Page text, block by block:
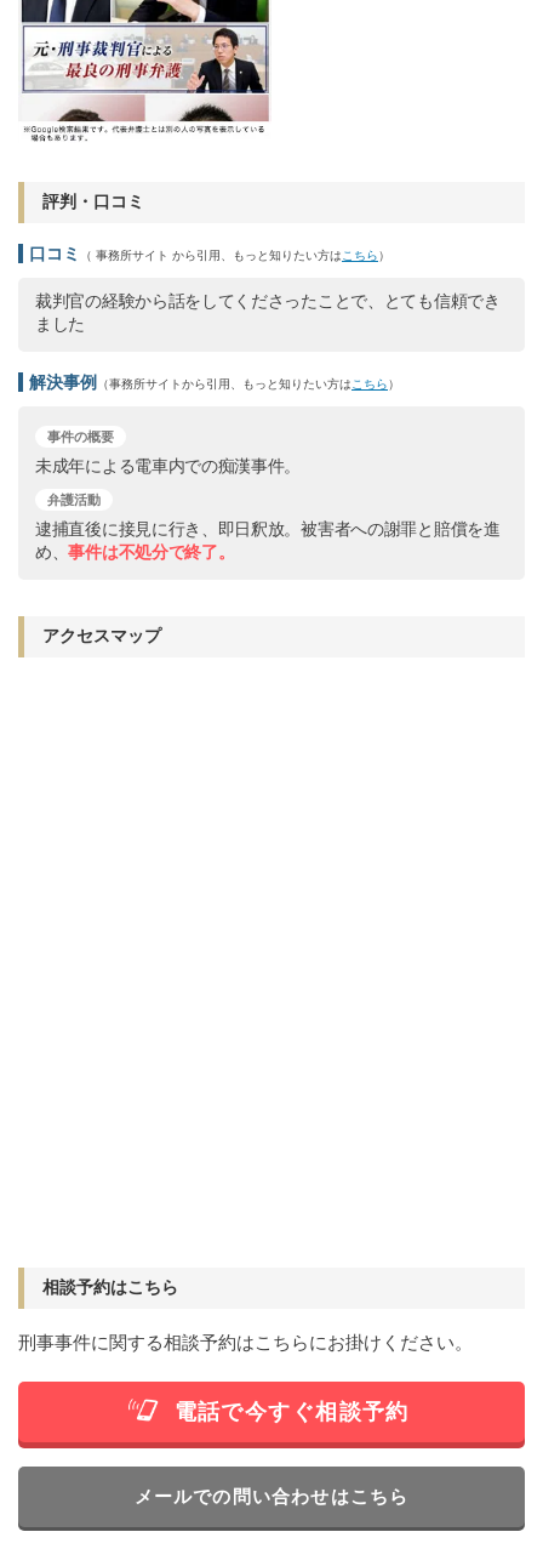
評判・口コミ
口コミ （ 事務所サイト から引用、もっと知りたい方はこちら）
裁判官の経験から話をしてくださったことで、とても信頼でき
ました
解決事例 （事務所サイトから引用、もっと知りたい方はこちら）
事件の概要
未成年による電車内での痴漢事件。
弁護活動
逮捕直後に接見に行き、即日釈放。被害者への謝罪と賠償を進
め、事件は不処分で終了。
アクセスマップ
相談予約はこちら
刑事事件に関する相談予約はこちらにお掛けください。
電話で今すぐ相談予約
メールでの問い合わせはこちら